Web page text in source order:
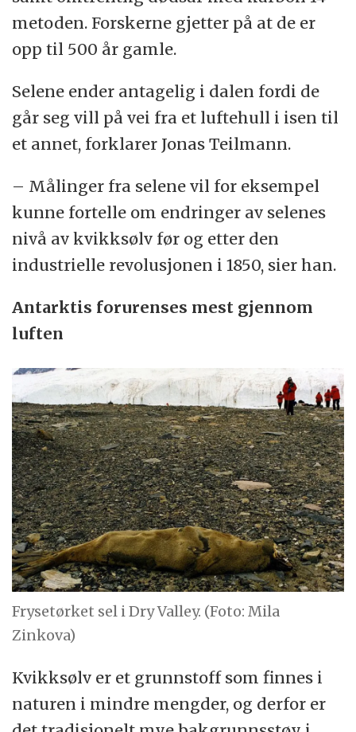
metoden. Forskerne gjetter på at de er
opp til 500 år gamle.
Selene ender antagelig i dalen fordi de
går seg vill på vei fra et luftehull i isen til
et annet, forklarer Jonas Teilmann.
– Målinger fra selene vil for eksempel
kunne fortelle om endringer av selenes
nivå av kvikksølv før og etter den
industrielle revolusjonen i 1850, sier han.
Antarktis forurenses mest gjennom
luften
Frysetørket sel i Dry Valley. (Foto: Mila
Zinkova)
Kvikksølv er et grunnstoff som finnes i
naturen i mindre mengder, og derfor er